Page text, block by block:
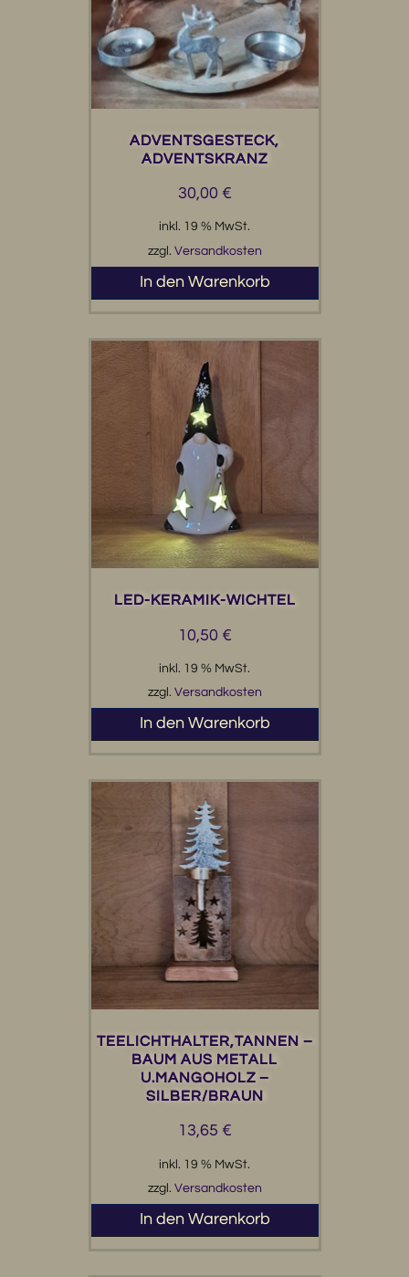
ADVENTSGESTECK,
ADVENTSKRANZ
30,00 €
inkl. 19 % MwSt.
zzgl. Versandkosten
In den Warenkorb
LED-KERAMIK-WICHTEL
10,50 €
inkl. 19 % MwSt.
zzgl. Versandkosten
In den Warenkorb
TEELICHTHALTER,TANNEN –
BAUM AUS METALL
U.MANGOHOLZ –
SILBER/BRAUN
13,65 €
inkl. 19 % MwSt.
zzgl. Versandkosten
In den Warenkorb